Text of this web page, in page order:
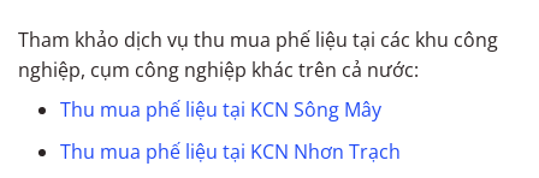
Tham khảo dịch vụ thu mua phế liệu tại các khu công
nghiệp, cụm công nghiệp khác trên cả nước:
Thu mua phế liệu tại KCN Sông Mây
Thu mua phế liệu tại KCN Nhơn Trạch